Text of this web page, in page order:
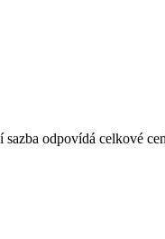
odpovídá celkové